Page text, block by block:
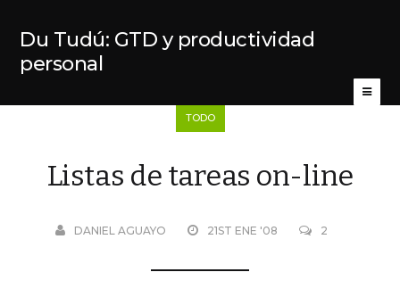
Du Tudú: GTD y productividad
personal
TODO
Listas de tareas on-line
DANIEL AGUAYO 21ST ENE '08 2